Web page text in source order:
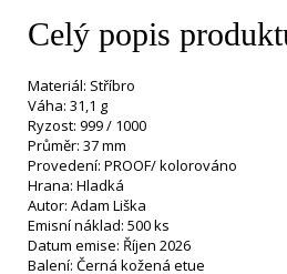
Celý popis
Materiál: Stříbro
Váha: 31,1 g
Ryzost: 999 / 1000
Průměr: 37 mm
Provedení: PROOF/ kolorováno
Hrana: Hladká
Autor: Adam Liška
Emisní náklad: 500 ks
Datum emise: Říjen 2026
Balení: Černá kožená etue